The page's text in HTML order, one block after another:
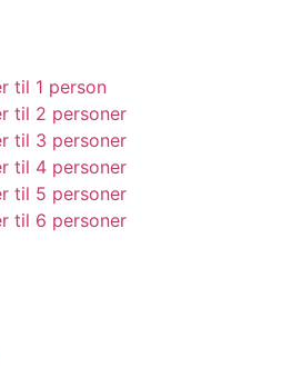
til 1 person
til 2 personer
til 3 personer
til 4 personer
til 5 personer
til 6 personer